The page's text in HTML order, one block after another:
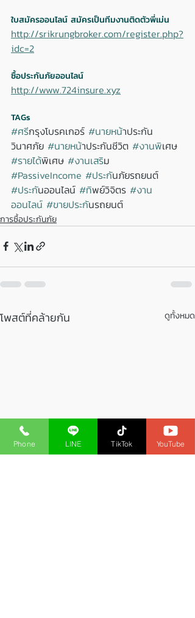
ใบสมัครออนไลน์ สมัครเป็นทีมงานติดตัวพี่เม่น
http://srikrungbroker.com/register.php?
idc=2
ซื้อประกันภัยออนไลน์
http://www.724insure.xyz
TAGs
#ศรีกรุงโบรคเกอร์ #นายหน้าประกัน
วินาศภัย #นายหน้าประกันชีวิต #งานพิเศษ
#รายได้พิเศษ #งานเสริม
#PassiveIncome #ประกันภัยรถยนต์
#ประกันออนไลน์ #ทิพย์วิจิตร #งาน
ออนไลน #ขายประกันรถยนต์
การซื้อประกันภัย
โพสต์ที่คล้ายกัน ดูทั้งหมด
Phone LINE TikTok YouTube